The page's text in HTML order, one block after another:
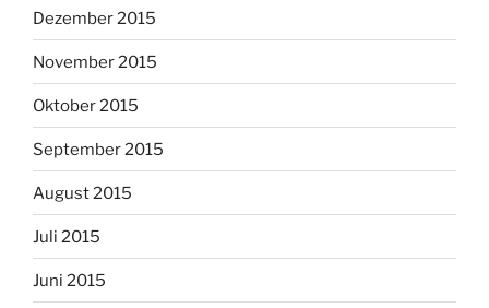
Dezember 2015
November 2015
Oktober 2015
September 2015
August 2015
Juli 2015
Juni 2015